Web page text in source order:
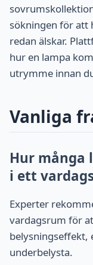
sökningen för att
redan älskar.
hur en lampa
utrymme innan
Vanliga
Hur många
i ett
Experter
vardagsrum för
belysningseffekt,
underbelysta.